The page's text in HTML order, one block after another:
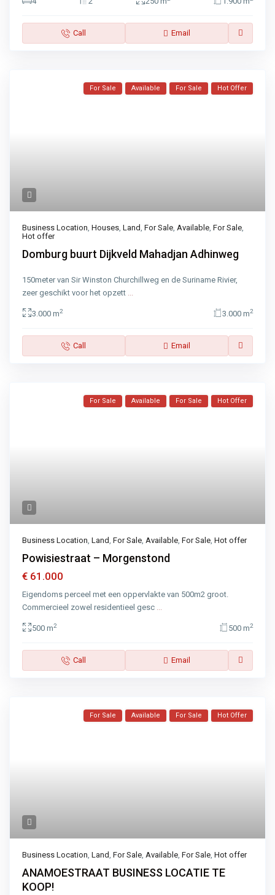
Call Email
For Sale Available For Sale Hot Offer
Business Location,Houses,Land,For Sale,Available,For Sale,
Hot offer
Domburg buurt Dijkveld Mahadjan Adhinweg
150meter van Sir Winston Churchillweg en de Suriname Rivier,
zeer geschikt voor het opzett ...
3.000 m2 3.000 m2
Call Email
For Sale Available For Sale Hot Offer
Business Location,Land,For Sale,Available,For Sale,Hot offer
Powisiestraat – Morgenstond
€ 61.000
Eigendoms perceel met een oppervlakte van 500m2 groot.
Commercieel zowel residentieel gesc ...
500 m2 500 m2
Call Email
For Sale Available For Sale Hot Offer
Business Location,Land,For Sale,Available,For Sale,Hot offer
ANAMOESTRAAT BUSINESS LOCATIE TE
KOOP!